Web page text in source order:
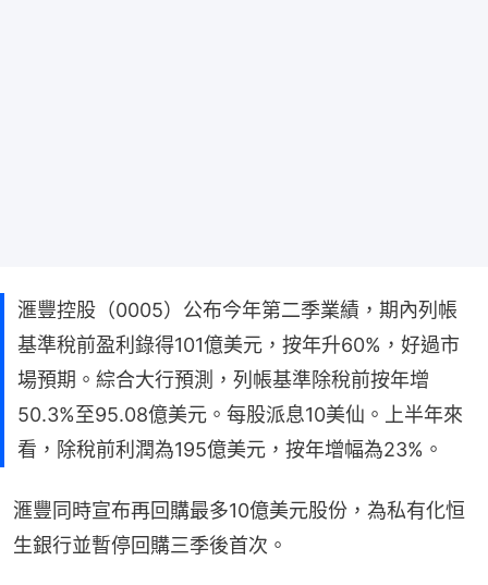
滙豐控股（0005）公布今年第二季業績，期內列帳
基準稅前盈利錄得101億美元，按年升60%，好過市
場預期。綜合大行預測，列帳基準除稅前按年增
50.3%至95.08億美元。每股派息10美仙。上半年來
看，除稅前利潤為195億美元，按年增幅為23%。
滙豐同時宣布再回購最多10億美元股份，為私有化恒
生銀行並暫停回購三季後首次。